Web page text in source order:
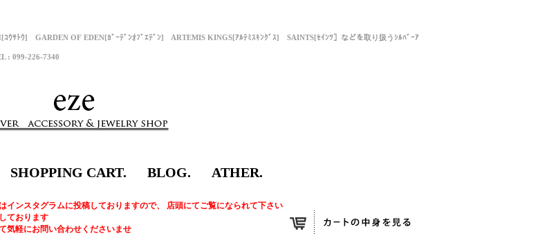
ｳｻﾄｳ] GARDEN OF EDEN[ｶﾞｰﾃﾞﾝｵﾌﾞｴﾃﾞﾝ] ARTEMIS KINGS[ｱﾙﾃﾐｽｷﾝｸﾞｽ] SAINTS[ｾｲﾝﾂ］などを取り扱うｼﾙﾊﾞｰｱ
: 099-226-7340
SHOPPING CART. BLOG. ATHER.
インスタグラムに投稿しておりますので、 店頭にてご覧になられて下さい
ております
気軽にお問い合わせくださいませ